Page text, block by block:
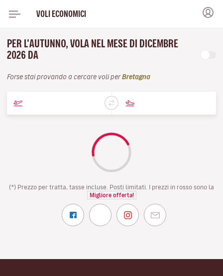
VOLI ECONOMICI
PER L'AUTUNNO, VOLA NEL MESE DI DICEMBRE
2026 DA
Forse stai provando a cercare voli perBretagna
(*) Prezzo per tratta, tasse incluse. Posti limitati. I prezzi in rosso sono la
Migliore offerta!